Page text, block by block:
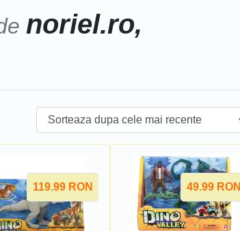
noriel.ro,
119.99 RON 49.99 RON